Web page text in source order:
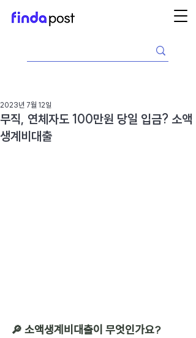
무직, 연체자도 100만원 당일 입금? 소액
생계비대출
2023년 7월 12일
🔎 소액생계비대출이 무엇인가요?